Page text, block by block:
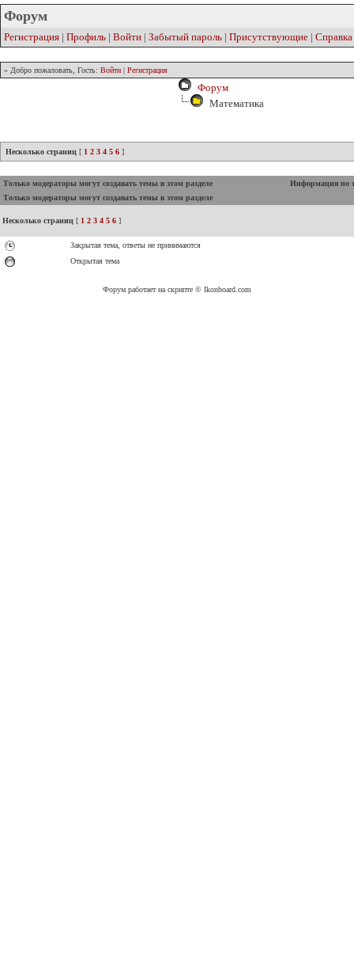
Форум
Регистрация | Профиль | Войти | Забытый пароль | Присутствующие | Справка
» Добро пожаловать, Гость: Войти | Регистрация
Форум
Математика
Несколько страниц [ 1 2 3 4 5 6 ]
Только модераторы могут создавать темы в этом разделе
Информация по
Только модераторы могут создавать темы в этом разделе
Несколько страниц [ 1 2 3 4 5 6 ]
Закрытая тема, ответы не принимаются
Открытая тема
Форум работает на скрипте © Ikonboard.com